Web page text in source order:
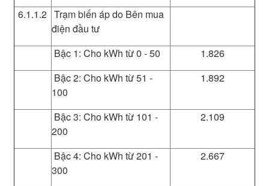
6.1.1.2 Trạm biến áp do Bên mua
điện đầu tư
Bậc 1: Cho kWh từ 0 - 50
1.826
Bậc 2: Cho kWh từ 51 -
100
1.892
Bậc 3: Cho kWh từ 101 -
200
2.109
Bậc 4: Cho kWh từ 201 -
300
2.667